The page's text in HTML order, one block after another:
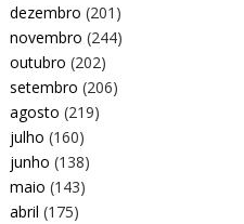
dezembro (201)
novembro (244)
outubro (202)
setembro (206)
agosto (219)
julho (160)
junho (138)
maio (143)
abril (175)